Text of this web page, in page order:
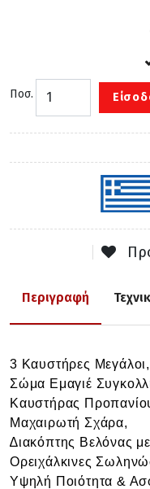
Ποσ.
Περιγραφή
3 Καυστήρες Μεγάλοι,
Σώμα Εμαγιέ
Καυστήρας
Μαχαιρωτή Σχάρα,
∆ιακόπτης Βελόνας
Ορειχάλκινες
Υψηλή Ποιότητα &